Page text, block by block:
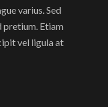
varius. Sed
pretium. Etiam
vel ligula at